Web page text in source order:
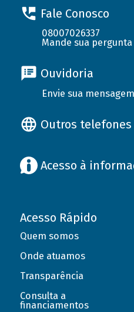
Fale Conosco
08007026337
Mande sua pergunta
Ouvidoria
Envie sua mensagem
Outros telefones
Acesso à
Acesso Rápido
Quem somos
Onde atuamos
Transparência
Consulta a
financiamentos